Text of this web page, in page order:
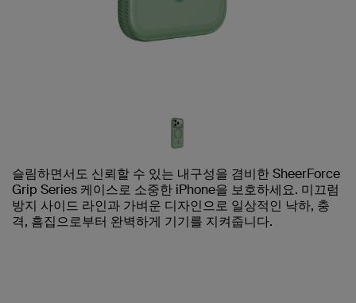
슬림하면서도 신뢰할 수 있는 내구성을 겸비한 SheerForce
Grip Series 케이스로 소중한 iPhone을 보호하세요. 미끄럼
방지 사이드 라인과 가벼운 디자인으로 일상적인 낙하, 충
격, 흠집으로부터 완벽하게 기기를 지켜줍니다.